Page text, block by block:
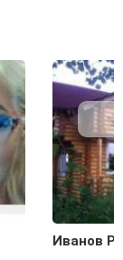
Иванов